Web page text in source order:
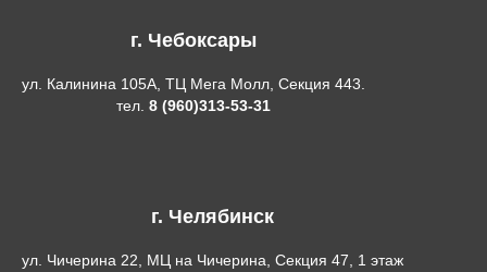
г. Чебоксары
ул. Калинина 105А, ТЦ Мега Молл, Секция 443.
тел. 8 (960)313-53-31
г. Челябинск
ул. Чичерина 22, МЦ на Чичерина, Секция 47, 1 этаж